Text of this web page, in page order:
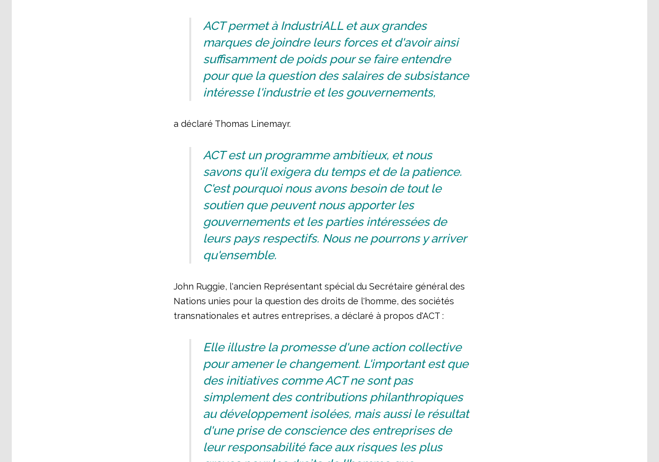
ACT permet à IndustriALL et aux grandes
marques de joindre leurs forces et d'avoir ainsi
suffisamment de poids pour se faire entendre
pour que la question des salaires de subsistance
intéresse l'industrie et les gouvernements,
a déclaré Thomas Linemayr.
ACT est un programme ambitieux, et nous
savons qu'il exigera du temps et de la patience.
C'est pourquoi nous avons besoin de tout le
soutien que peuvent nous apporter les
gouvernements et les parties intéressées de
leurs pays respectifs. Nous ne pourrons y arriver
qu'ensemble.
John Ruggie, l'ancien Représentant spécial du Secrétaire général des
Nations unies pour la question des droits de l'homme, des sociétés
transnationales et autres entreprises, a déclaré à propos d'ACT :
Elle illustre la promesse d'une action collective
pour amener le changement. L'important est que
des initiatives comme ACT ne sont pas
simplement des contributions philanthropiques
au développement isolées, mais aussi le résultat
d'une prise de conscience des entreprises de
leur responsabilité face aux risques les plus